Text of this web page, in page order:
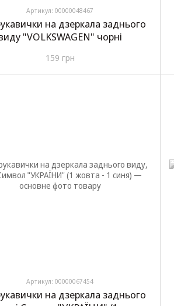
Артикул: 00000048467
на дзеркала заднього
"VOLKSWAGEN" чорні
159 грн
Артикул: 00000067454
на дзеркала заднього